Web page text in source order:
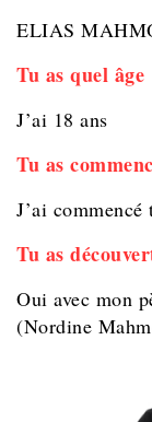
ELIAS
Tu as quel âge
J’ai 18 ans
Tu as
J’ai
Tu as
Oui avec mon
(Nordine